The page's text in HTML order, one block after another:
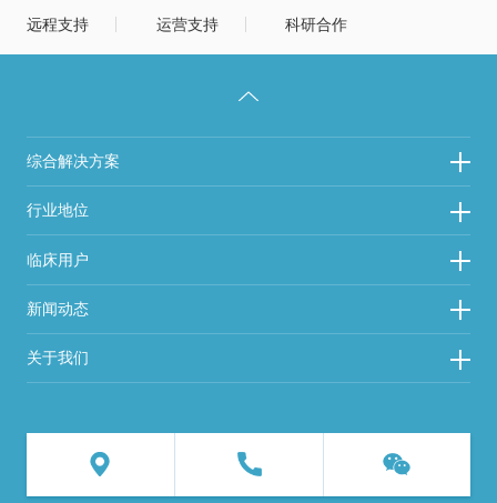
远程支持 运营支持 科研合作
综合解决方案
行业地位
临床用户
新闻动态
关于我们